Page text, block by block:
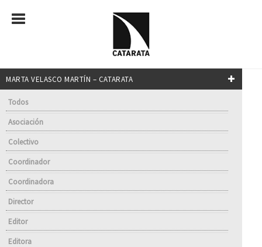
MARTA VELASCO MARTÍN – CATARATA
Todos
Asociación
Colectivo
Coordinador
Coordinadora
Director
Editor
Editora